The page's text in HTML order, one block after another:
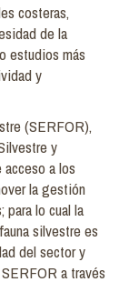
costeras,
de la
estudios más
y
(SERFOR),
y
a los
la gestión
lo cual la
silvestre es
del sector y
a través